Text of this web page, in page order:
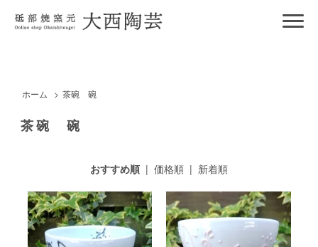
ホーム > 茶碗 碗
茶碗 碗
おすすめ順 |価格順 | 新着順